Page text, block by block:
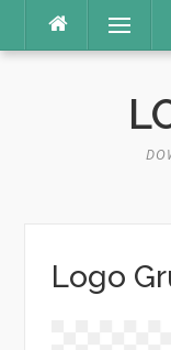
o
Menu
Logo